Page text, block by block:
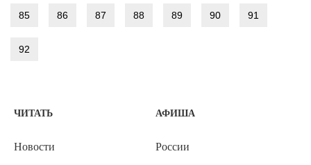
85 86 87 88 89 90 91
92
ЧИТАТЬ
Новости
АФИША
России